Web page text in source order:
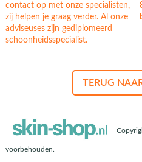
contact op met onze specialisten,
zij helpen je graag verder. Al onze
adviseuses zijn gediplomeerd
schoonheidsspecialist.
TERUG
voorbehouden.